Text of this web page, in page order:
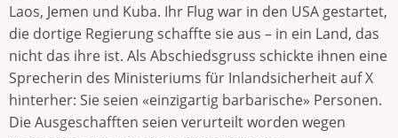
Laos, Jemen und Kuba. Ihr Flug war in den USA gestartet,
die dortige Regierung schaffte sie aus – in ein Land, das
nicht das ihre ist. Als Abschiedsgruss schickte ihnen eine
Sprecherin des Ministeriums für Inlandsicherheit auf X
hinterher: Sie seien «einzigartig barbarische» Personen.
Die Ausgeschafften seien verurteilt worden wegen